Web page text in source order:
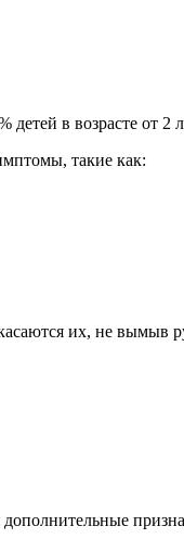
в возрасте от
такие как:
их, не